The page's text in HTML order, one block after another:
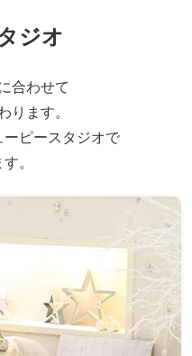
ジオ
合わせて
ります。
ピースタジオで
。